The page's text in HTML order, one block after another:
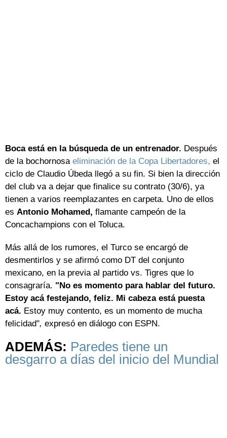
Boca está en la búsqueda de un entrenador. Después
de la bochornosa eliminación de la Copa Libertadores, el
ciclo de Claudio Úbeda llegó a su fin. Si bien la dirección
del club va a dejar que finalice su contrato (30/6), ya
tienen a varios reemplazantes en carpeta. Uno de ellos
es Antonio Mohamed, flamante campeón de la
Concachampions con el Toluca.
Más allá de los rumores, el Turco se encargó de
desmentirlos y se afirmó como DT del conjunto
mexicano, en la previa al partido vs. Tigres que lo
consagraría. "No es momento para hablar del futuro.
Estoy acá festejando, feliz. Mi cabeza está puesta
acá. Estoy muy contento, es un momento de mucha
felicidad", expresó en diálogo con ESPN.
ADEMÁS: Paredes tiene un
desgarro a días del inicio del Mundial